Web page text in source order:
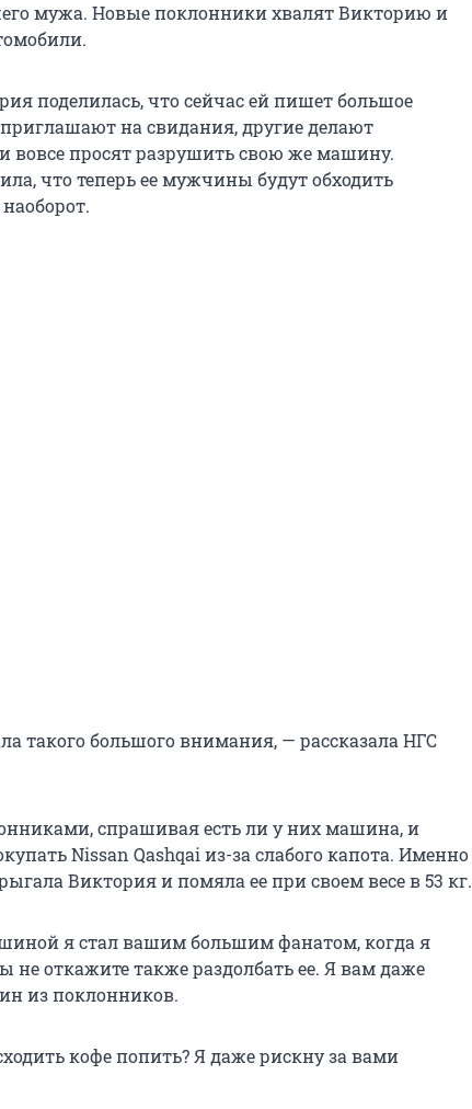
мужа. Новые поклонники хвалят Викторию и
поделилась, что сейчас ей пишет большое
на свидания, другие делают
вовсе просят разрушить свою же машину.
что теперь ее мужчины будут обходить
такого большого внимания, — рассказала НГС
спрашивая есть ли у них машина, и
Nissan Qashqai из-за слабого капота. Именно
Виктория и помяла ее при своем весе в 53 кг.
я стал вашим большим фанатом, когда я
откажите также раздолбать ее. Я вам даже
из поклонников.
кофе попить? Я даже рискну за вами